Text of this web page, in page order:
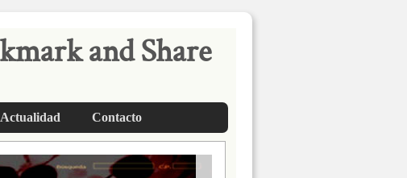
Actualidad Contacto